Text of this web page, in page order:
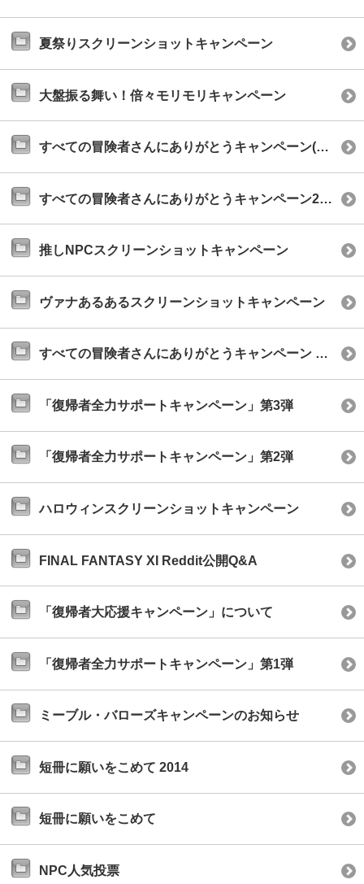
夏祭りスクリーンショットキャンペーン
大盤振る舞い！倍々モリモリキャンペーン
すべての冒険者さんにありがとうキャンペーン(2019年8月)
すべての冒険者さんにありがとうキャンペーン2019
推しNPCスクリーンショットキャンペーン
ヴァナあるあるスクリーンショットキャンペーン
すべての冒険者さんにありがとうキャンペーン 2018
「復帰者全力サポートキャンペーン」第3弾
「復帰者全力サポートキャンペーン」第2弾
ハロウィンスクリーンショットキャンペーン
FINAL FANTASY XI Reddit公開Q&A
「復帰者大応援キャンペーン」について
「復帰者全力サポートキャンペーン」第1弾
ミーブル・バローズキャンペーンのお知らせ
短冊に願いをこめて 2014
短冊に願いをこめて
NPC人気投票